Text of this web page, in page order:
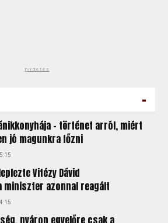
hirdetés
-
– történet arról, miért
jó magunkra főzni
Vitézy Dávid
miniszter azonnal reagált
nyáron egyelőre csak a